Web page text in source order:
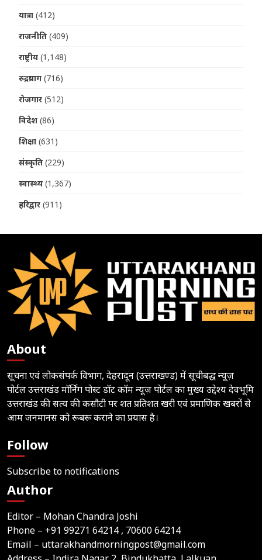
यात्रा (412)
राजनीति (409)
राष्ट्रीय (1,148)
रुद्रप्रयाग (716)
रोजगार (512)
विदेश (86)
शिक्षा (631)
संस्कृति (229)
स्वास्थ्य (1,367)
हरिद्वार (911)
About
सूचना एवं लोकसंपर्क विभाग, देहरादून (उत्तराखण्ड) में सूचीबद्ध न्यूज़
पोर्टल उत्तराखंड मॉर्निंग पोस्ट डॉट कॉम न्यूज़ पोर्टल का मुख्य उद्देश्य देवभूमि
उत्तराखंड की सत्य की कसौटी पर शत प्रतिशत खरी एवं प्रमाणिक खबरों से
आम जनमानस को रूबरू कराने का प्रयास है।
Follow
Subscribe to notifications
Author
Editor – Mohan Chandra Joshi
Phone – +91 99271 64214 , 70600 64214
Email – uttarakhandmorningpost@gmail.com